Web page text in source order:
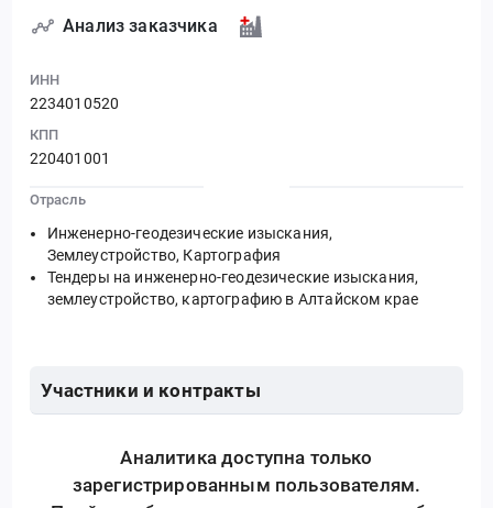
Анализ заказчика
ИНН
2234010520
КПП
220401001
Отрасль
Инженерно-геодезические изыскания,
Землеустройство, Картография
Тендеры на инженерно-геодезические изыскания,
землеустройство, картографию в Алтайском крае
Участники и контракты
Аналитика доступна только
зарегистрированным пользователям.